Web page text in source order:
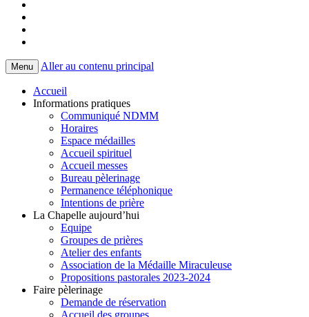
Menu Aller au contenu principal
Accueil
Informations pratiques
Communiqué NDMM
Horaires
Espace médailles
Accueil spirituel
Accueil messes
Bureau pèlerinage
Permanence téléphonique
Intentions de prière
La Chapelle aujourd’hui
Equipe
Groupes de prières
Atelier des enfants
Association de la Médaille Miraculeuse
Propositions pastorales 2023-2024
Faire pèlerinage
Demande de réservation
Accueil des groupes